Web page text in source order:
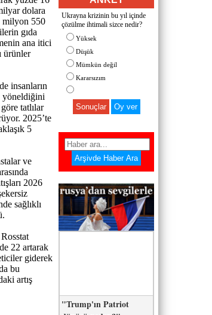
dolara
milyon 550
gıda
ana itici
ürünler
insanların
yöneldiğini
tatlılar
2025’te
5
ve
2026
sağlıklı
22 artarak
giderek
bu
artış
Ukrayna krizinin bu yıl içinde
çözülme ihtimali sizce nedir?
Yüksek
Düşük
Mümkün değil
Kararsızım
Sonuçlar
"Trump'ın Patriot